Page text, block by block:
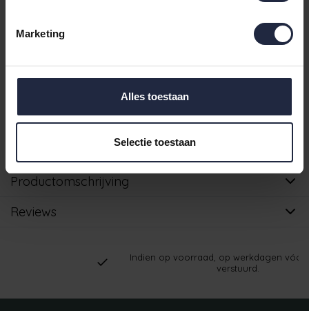
Marketing
Alles toestaan
Selectie toestaan
Ruim aanbod badtextiel
Verzending binnen 24 uur indien voorradig
Gratis verzending vanaf €49,95
Productomschrijving
Reviews
Indien op voorraad, op werkdagen vóór 16:00
verstuurd.